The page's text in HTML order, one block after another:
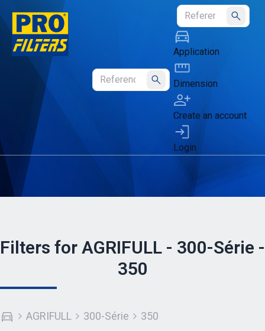
Submit
Submit
Application
Dimension
Create an account
Login
Filters for AGRIFULL - 300-Série -
350
AGRIFULL 300-Série 350